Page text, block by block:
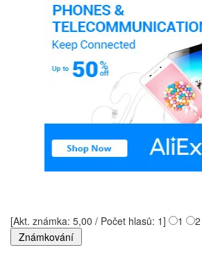
[Akt. známka: 5,00 / Počet hlasů: 1] 1 2